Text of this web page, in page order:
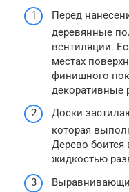
Перед
деревянные
вентиляции.
местах
финишного
декоративные
Доски
которая
Дерево
жидкостью